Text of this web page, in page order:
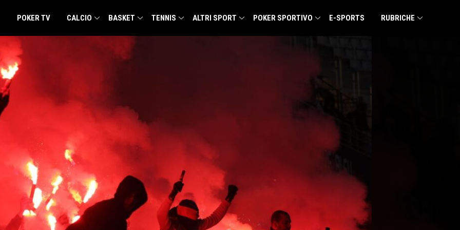
POKER TV CALCIO BASKET TENNIS ALTRI SPORT POKER SPORTIVO E-SPORTS RUBRICHE